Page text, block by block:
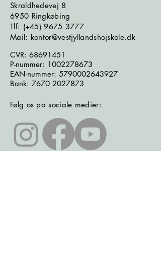
Skraldhedevej 8
6950 Ringkøbing
​​​Tlf: (+45)9675 3777
Mail: kontor@vestjyllandshojskole.dk
CVR: 68691451
P-nummer: 1002278673
EAN-nummer: 5790002643927
Bank: 7670 2027873
Følg os på sociale medier: